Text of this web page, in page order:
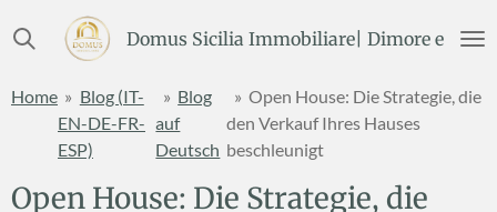
al
principale
Domus Sicilia Immobiliare| Dimore e
Home » Blog (IT-
EN-DE-FR-
ESP)
» Blog
auf
Deutsch
» Open House: Die Strategie, die
den Verkauf Ihres Hauses
beschleunigt
Open House: Die Strategie, die